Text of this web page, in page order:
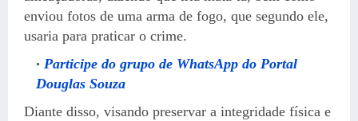
enviou fotos de uma arma de fogo, que segundo ele,
usaria para praticar o crime.
Participe do grupo de WhatsApp do Portal
Douglas Souza
Diante disso, visando preservar a integridade física e